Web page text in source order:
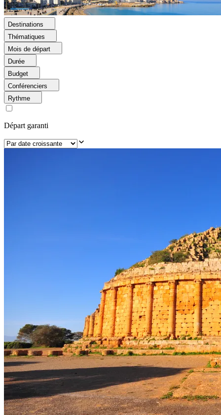
Destinations
Thématiques
Mois de départ
Durée
Budget
Conférenciers
Rythme
Départ garanti